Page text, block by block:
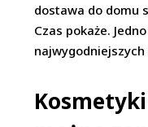
dostawa do domu
Czas pokaże.